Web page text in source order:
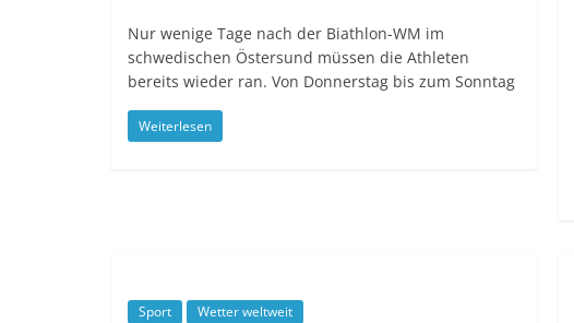
Nur wenige Tage nach der Biathlon-WM im
schwedischen Östersund müssen die Athleten
bereits wieder ran. Von Donnerstag bis zum Sonntag
Weiterlesen
Sport Wetter weltweit